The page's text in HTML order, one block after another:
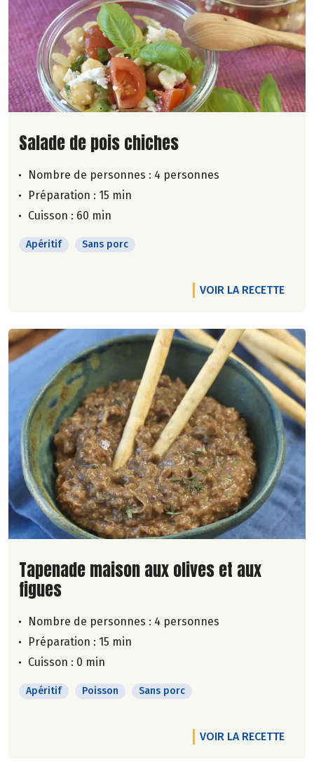
Lire la suite de la recette
Salade de pois chiches
Nombre de personnes : 4 personnes
Préparation : 15 min
Cuisson : 60 min
Apéritif Sans porc
VOIR LA RECETTE
Lire la suite de la recette
Tapenade maison aux olives et aux
figues
Nombre de personnes : 4 personnes
Préparation : 15 min
Cuisson : 0 min
Apéritif Poisson Sans porc
VOIR LA RECETTE